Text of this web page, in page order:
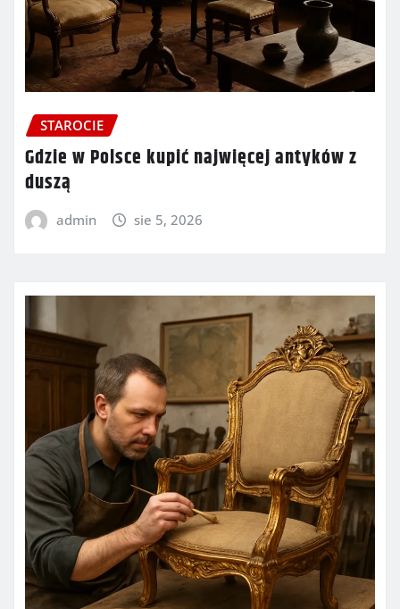
STAROCIE
Gdzie w Polsce kupić najwięcej antyków z
duszą
admin sie 5, 2026